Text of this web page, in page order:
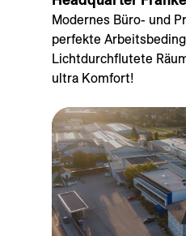
Modernes Büro- und
perfekte
Lichtdurchflutete
ultra Komfort!